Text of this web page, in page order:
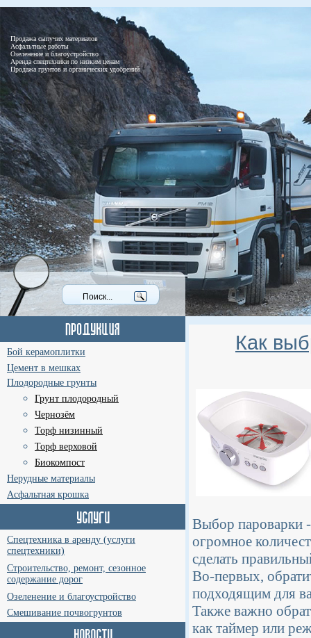
Продажа сыпучих материалов
Асфальтные работы
Озеленение и благоустройство
Аренда спецтехники по низким ценам
Продажа грунтов и органических удобрений
Бой керамоплитки
Цемент в мешках
Плодородные грунты
Грунт плодородный
Чернозём
Торф низинный
Торф верховой
Биокомпост
Нерудные материалы
Асфальтная крошка
Спецтехника в аренду (услуги
спецтехники)
Строительство, ремонт, сезонное
содержание дорог
Озеленение и благоустройство
Смешивание почвогрунтов
Как
Выбор пароварки -
огромное
сделать
Во-первых,
подходящим для
Также важно
как таймер или